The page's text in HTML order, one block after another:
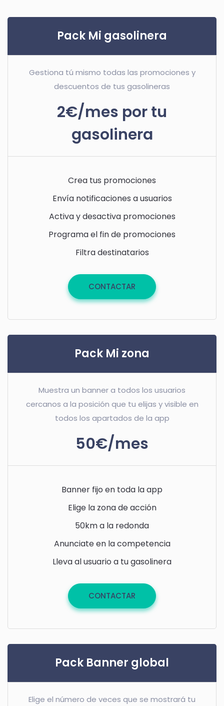
Pack Mi gasolinera
Gestiona tú mismo todas las promociones y
descuentos de tus gasolineras
2€/mes por tu
gasolinera
Crea tus promociones
Envía notificaciones a usuarios
Activa y desactiva promociones
Programa el fin de promociones
Filtra destinatarios
CONTACTAR
Pack Mi zona
Muestra un banner a todos los usuarios
cercanos a la posición que tu elijas y visible en
todos los apartados de la app
50€/mes
Banner fijo en toda la app
Elige la zona de acción
50km a la redonda
Anunciate en la competencia
Lleva al usuario a tu gasolinera
CONTACTAR
Pack Banner global
Elige el número de veces que se mostrará tu